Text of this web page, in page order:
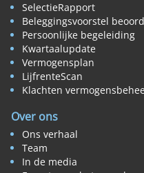
SelectieRapport
Beleggingsvoorstel
Persoonlijke begeleiding
Kwartaalupdate
Vermogensplan
LijfrenteScan
Klachten
Over ons
Ons verhaal
Team
In de media